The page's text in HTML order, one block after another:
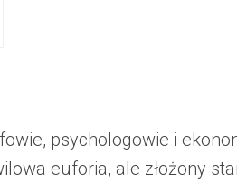
psychologowie i
euforia, ale złożony